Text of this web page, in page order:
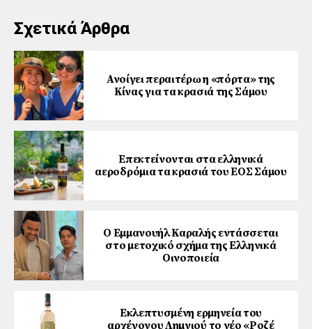
Σχετικά Άρθρα
Ανοίγει περαιτέρω η «πόρτα» της
Κίνας για τα κρασιά της Σάμου
Επεκτείνονται στα ελληνικά
αεροδρόμια τα κρασιά του ΕΟΣ Σάμου
Ο Εμμανουήλ Καραλής εντάσσεται
στο μετοχικό σχήμα της Ελληνικά
Οινοποιεία
Εκλεπτυσμένη ερμηνεία του
αρχέγονου Λημνιού το νέο «Ροζέ